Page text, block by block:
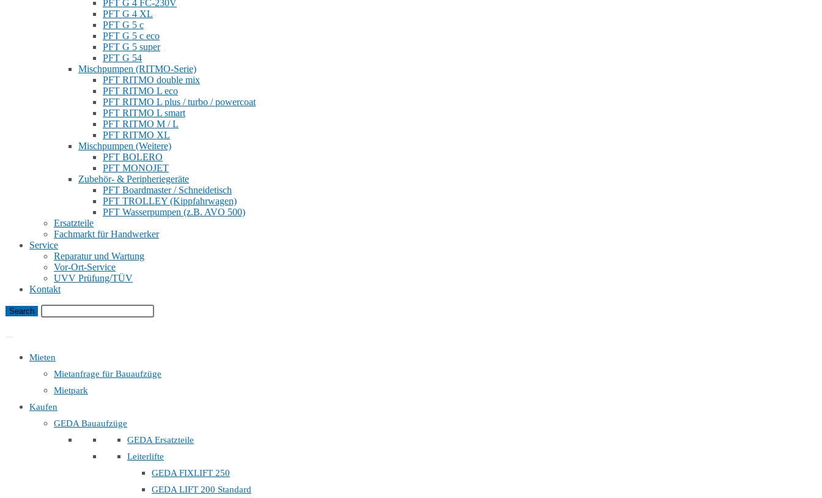
PFT G 4 FC-230V
PFT G 4 XL
PFT G 5 c
PFT G 5 c eco
PFT G 5 super
PFT G 54
Mischpumpen (RITMO-Serie)
PFT RITMO double mix
PFT RITMO L eco
PFT RITMO L plus / turbo / powercoat
PFT RITMO L smart
PFT RITMO M / L
PFT RITMO XL
Mischpumpen (Weitere)
PFT BOLERO
PFT MONOJET
Zubehör- & Peripheriegeräte
PFT Boardmaster / Schneidetisch
PFT TROLLEY (Kippfahrwagen)
PFT Wasserpumpen (z.B. AVO 500)
Ersatzteile
Fachmarkt für Handwerker
Service
Reparatur und Wartung
Vor-Ort-Service
UVV Prüfung/TÜV
Kontakt
Mieten
Mietanfrage für Bauaufzüge
Mietpark
Kaufen
GEDA Bauaufzüge
GEDA Ersatzteile
Leiterlifte
GEDA FIXLIFT 250
GEDA LIFT 200 Standard